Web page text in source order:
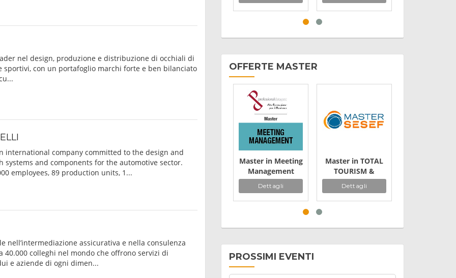
nel design, produzione e distribuzione di occhiali di
sportivi, con un portafoglio marchi forte e ben bilanciato
international company committed to the design and
systems and components for the automotive sector.
employees, 89 production units, 1...
nell’intermediazione assicurativa e nella consulenza
40.000 colleghi nel mondo che offrono servizi di
e aziende di ogni dimen...
OFFERTE MASTER
Master in Meeting
Management
Dettagli
Master in TOTAL
TOURISM &
Hospitality
Management
Dettagli
PROSSIMI EVENTI